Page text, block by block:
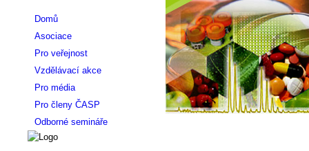
Domů
Asociace
Pro veřejnost
Vzdělávací akce
Pro média
Pro členy ČASP
Odborné semináře